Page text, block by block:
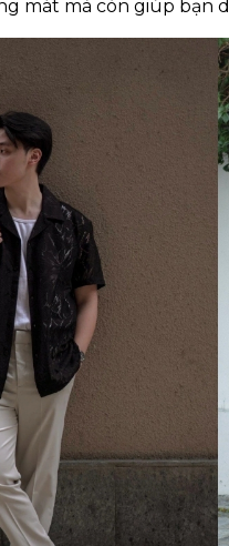
mát mà còn giúp bạn